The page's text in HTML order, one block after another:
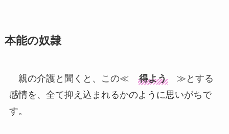
本能の奴隷
親の介護と聞くと、この≪ 得よう≫とする
感情を、全て抑え込まれるかのように思いがちで
す。